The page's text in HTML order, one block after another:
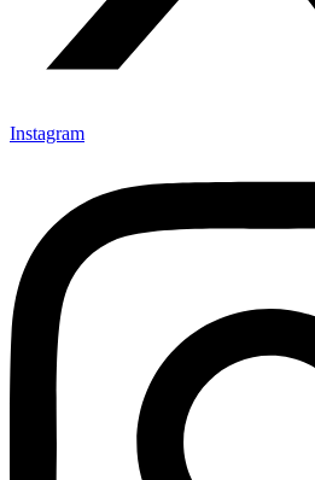
Instagram